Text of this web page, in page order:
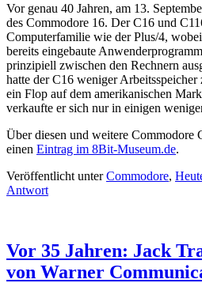
Vor genau 40 Jahren, am 13.
des Commodore 16. Der C16 und
Computerfamilie wie der Plus/4,
bereits eingebaute
prinzipiell zwischen den Rechnern
hatte der C16 weniger
ein Flop auf dem amerikanischen
verkaufte er sich nur in einigen
Über diesen und weitere Commodore
einen Eintrag im 8Bit-Museum.de.
Veröffentlicht unterCommodore,
Antwort
Vor 35 Jahren: Jack
von Warner